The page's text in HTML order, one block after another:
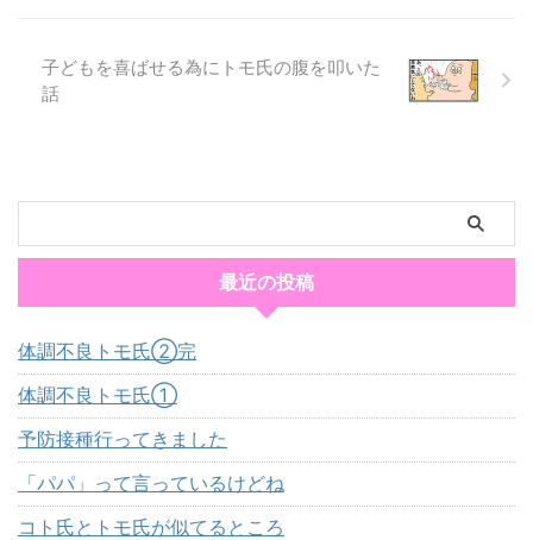
子どもを喜ばせる為にトモ氏の腹を叩いた
話
最近の投稿
体調不良トモ氏②完
体調不良トモ氏①
予防接種行ってきました
「パパ」って言っているけどね
コト氏とトモ氏が似てるところ